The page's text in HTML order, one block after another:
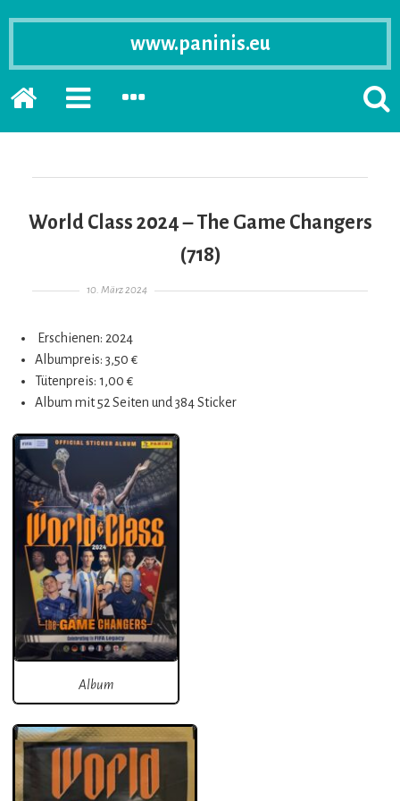
www.paninis.eu
Startseite
PRIMÄRE
ERWEITERN
SEKUNDÄRE
ERWEITERN
World Class 2024 – The Game Changers
(718)
Gepostet am
10. März 2024
Erschienen: 2024
Albumpreis: 3,50 €
Tütenpreis: 1,00 €
Album mit 52 Seiten und 384 Sticker
Album